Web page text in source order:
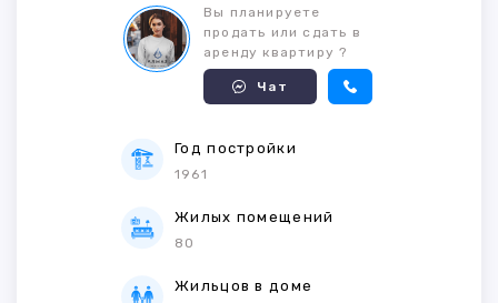
Вы планируете
продать или сдать в
аренду квартиру ?
Чат
Год постройки
1961
Жилых помещений
80
Жильцов в доме